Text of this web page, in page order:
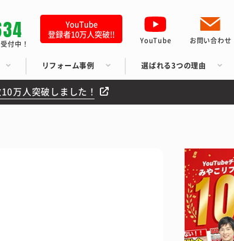
付中！
YouTube
登録者10万人突破!!
YouTube お問い合わせ
リフォーム事例 選ばれる3つの理由
万人突破しました！